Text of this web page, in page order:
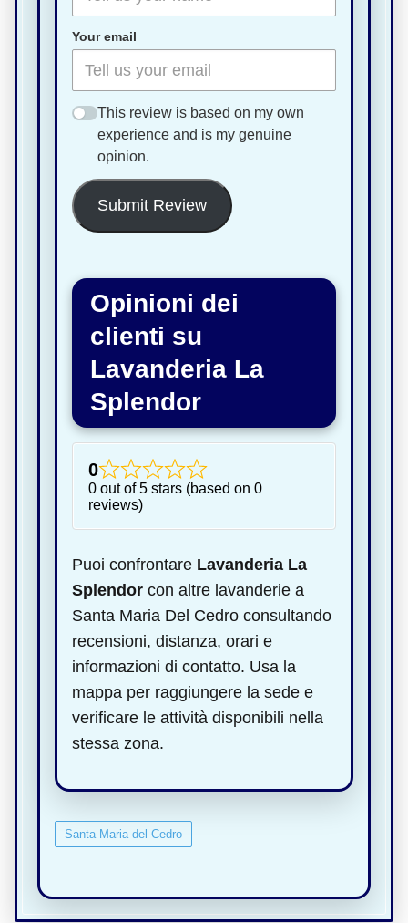
Your email
This review is based on my own
experience and is my genuine
opinion.
Submit Review
Opinioni dei
clienti su
Lavanderia La
Splendor
0
0 out of 5 stars (based on 0
reviews)
Puoi confrontare Lavanderia La
Splendor con altre lavanderie a
Santa Maria Del Cedro consultando
recensioni, distanza, orari e
informazioni di contatto. Usa la
mappa per raggiungere la sede e
verificare le attività disponibili nella
stessa zona.
Santa Maria del Cedro